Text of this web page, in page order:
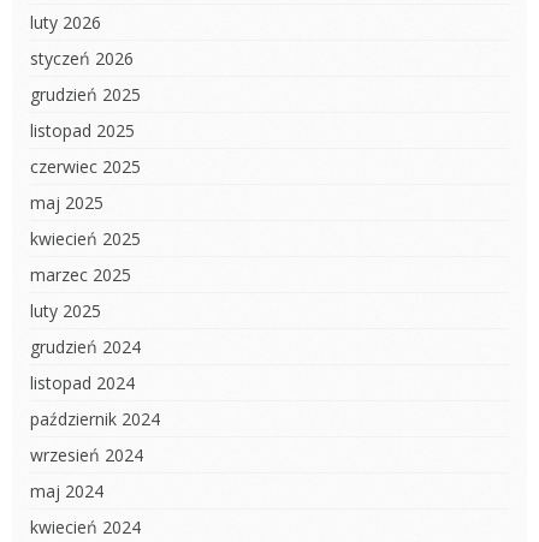
luty 2026
styczeń 2026
grudzień 2025
listopad 2025
czerwiec 2025
maj 2025
kwiecień 2025
marzec 2025
luty 2025
grudzień 2024
listopad 2024
październik 2024
wrzesień 2024
maj 2024
kwiecień 2024